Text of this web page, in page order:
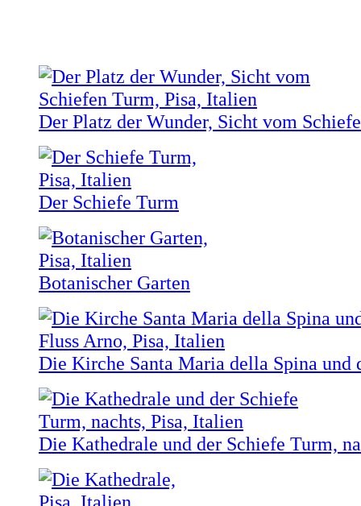
Der Platz der Wunder, Sicht vom
Der Schiefe Turm
Botanischer Garten
Die Kirche Santa Maria della Spina und
Die Kathedrale und der Schiefe Turm,